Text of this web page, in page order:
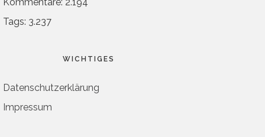
Tags: 3.237
WICHTIGES
Datenschutzerklärung
Impressum